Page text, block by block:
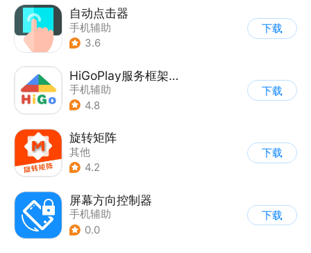
自动点击器
手机辅助
3.6
下载
HiGoPlay服务框架安装器
手机辅助
4.8
下载
旋转矩阵
其他
4.2
下载
屏幕方向控制器
手机辅助
0.0
下载